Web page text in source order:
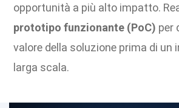
opportunità a più alto impatto.
prototipo funzionante (PoC) per
valore della soluzione prima di un
larga scala.